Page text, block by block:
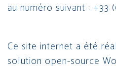
au numéro suivant : +33
Ce site internet a été
solution open-source